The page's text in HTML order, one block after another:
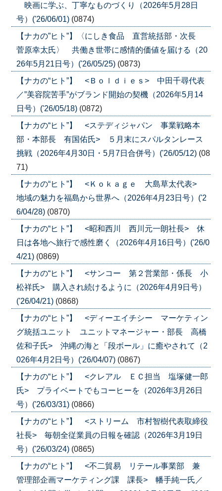
映画に学ぶ、丁寧なものづくり（2026年5月28日
号）('26/06/01) (0874)
【ナカの”ヒト”】〈にしき食品 直営統括部・次長
菅原幸太氏〉 共働き世帯に感情的価値を届ける（20
26年5月21日号）('26/05/25) (0873)
【ナカの“ヒト”】 <Ｂｏｌｄｉｅｓ> 中田千尋代表
／”美容院苦手”がブランド開始の契機（2026年5月14
日号）('26/05/18) (0872)
【ナカの“ヒト”】 <ステディジャパン 事業戦略本
部・本部長 有国佑氏> ５月末にスパルタンレース
挑戦（2026年4月30日・5月7日合併号）('26/05/12) (08
71)
【ナカの“ヒト”】 <Ｋｏｋａｇｅ 大島草太代表>
地域の魅力を福島から世界へ（2026年4月23日号）('2
6/04/28) (0870)
【ナカの“ヒト”】 <昭和西川 西川元一朗社長> 休
日は各地へ旅行で感性磨く（2026年4月16日号）('26/0
4/21) (0869)
【ナカの“ヒト”】 <サンコー 第２営業部・係長 小
松祥氏> 購入され続けるように（2026年4月9日号）
('26/04/21) (0868)
【ナカの“ヒト”】 <ディーエイチシー マーケティン
グ統括ユニット ユニットマネージャー・部長 高橋
佐和子氏> 沖縄の海と「段ボール」に癒やされて（2
026年4月2日号）('26/04/07) (0867)
【ナカの“ヒト”】 <クレアル ＥＣ担当 塩塚健一郎
氏> プライベートでもコーヒーを（2026年3月26日
号）('26/03/31) (0866)
【ナカの“ヒト”】 <ストリーム 市村智樹代表取締役
社長> 毎朝全従業員の日報を確認（2026年3月19日
号）('26/03/24) (0865)
【ナカの“ヒト”】 <不二貿易 リテール事業部 兼
管理部企画マーケティング課 課長> 幡手純一氏／